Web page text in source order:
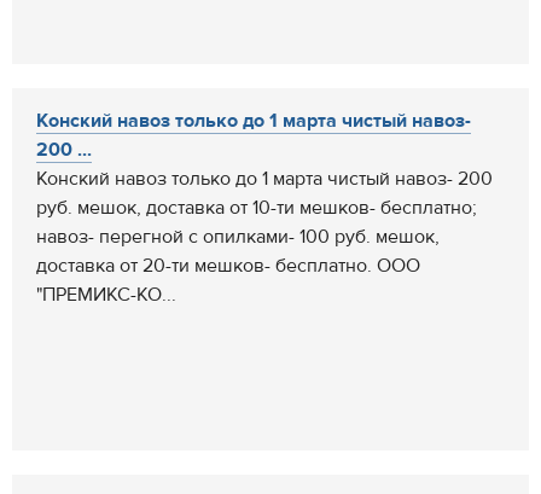
Конский навоз только до 1 марта чистый навоз-
200 ...
Конский навоз только до 1 марта чистый навоз- 200
руб. мешок, доставка от 10-ти мешков- бесплатно;
навоз- перегной с опилками- 100 руб. мешок,
доставка от 20-ти мешков- бесплатно. ООО
"ПРЕМИКС-КО...